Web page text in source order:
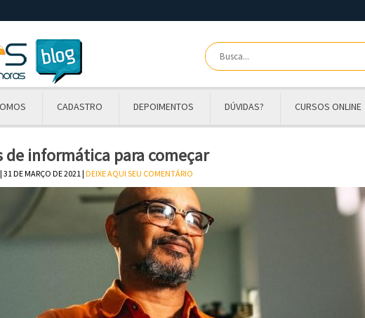
CADASTRO DEPOIMENTOS DÚVIDAS? CURSOS ONLINE
de informática para começar
| 31 DE MARÇO DE 2021 | DEIXE AQUI SEU COMENTÁRIO